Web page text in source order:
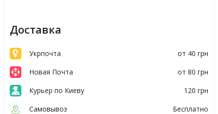
Доставка
Укрпочта
от 40 грн
Новая Почта
от 80 грн
Курьер по Киеву
120 грн
Самовывоз
Бесплатно